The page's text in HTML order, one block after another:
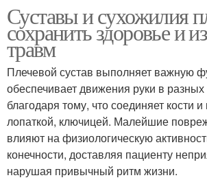
Суставы и сухожилия
сохранить здоровье и
травм
Плечевой сустав выполняет важную
обеспечивает движения руки в
благодаря тому, что соединяет кости
лопаткой, ключицей. Малейшие
влияют на физиологическую
конечности, доставляя пациенту
нарушая привычный ритм жизни.